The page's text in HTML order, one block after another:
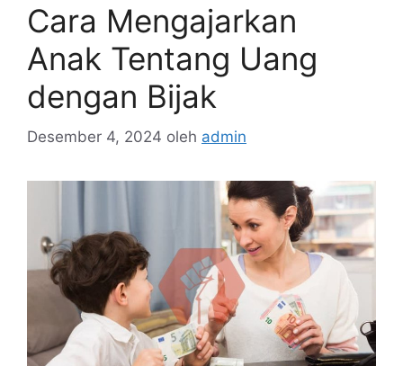
Cara Mengajarkan
Anak Tentang Uang
dengan Bijak
Desember 4, 2024 oleh admin